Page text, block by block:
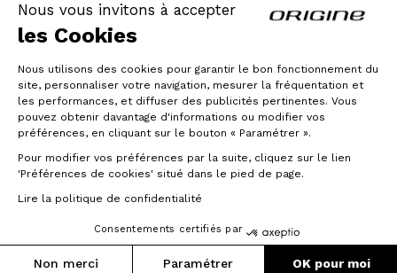
Nous vous invitons à accepter
les Cookies
Nous utilisons des cookies pour garantir le bon fonctionnement du
site, personnaliser votre navigation, mesurer la fréquentation et
les performances, et diffuser des publicités pertinentes. Vous
pouvez obtenir davantage d'informations ou modifier vos
préférences, en cliquant sur le bouton « Paramétrer ».
Pour modifier vos préférences par la suite, cliquez sur le lien
'Préférences de cookies' situé dans le pied de page.
Lire la politique de confidentialité
Consentements certifiés par
Non merci Paramétrer OK pour moi
© Origine Cycles